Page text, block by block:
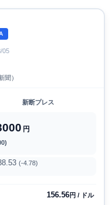
05
聞）
新断プレス
円
(-4.78)
156.56円 / ドル